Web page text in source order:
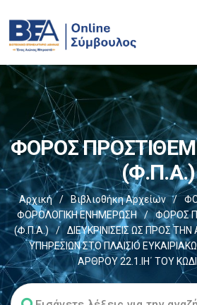
ΦΟΡΟΣ
(Φ.Π.Α.)
Αρχική / Βιβλιοθήκη Αρχείων /
ΦΟΡΟΛΟΓΙΚΗ ΕΝΗΜΕΡΩΣΗ
/
ΦΟΡΟΣ
(Φ.Π.Α.)
/
ΔΙΕΥΚΡΙΝΙΣΕΙΣ ΩΣ ΠΡΟΣ
ΥΠΗΡΕΣΙΩΝ ΣΤΟ ΠΛΑΙΣΙΟ
ΑΡΘΡΟΥ 22.1.ΙΗ΄ ΤΟΥ